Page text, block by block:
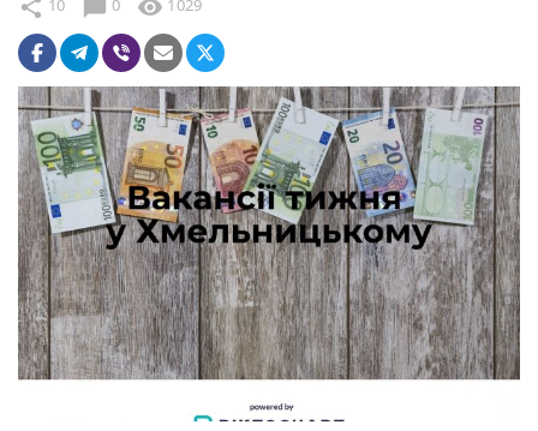
share 10 chat_bubble 0 visibility 1029